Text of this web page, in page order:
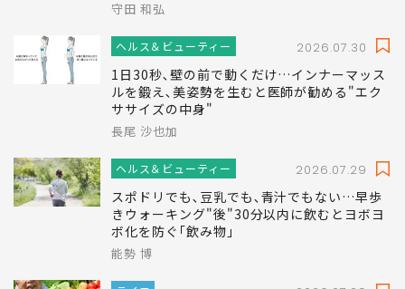
守田 和弘
ヘルス＆ビューティー 2026.07.30
1日30秒､壁の前で動くだけ…インナーマッス
ルを鍛え､美姿勢を生むと医師が勧める"エク
ササイズの中身"
長尾 沙也加
ヘルス＆ビューティー 2026.07.29
スポドリでも､豆乳でも､青汁でもない…早歩
きウォーキング"後"30分以内に飲むとヨボヨ
ボ化を防ぐ｢飲み物｣
能勢 博